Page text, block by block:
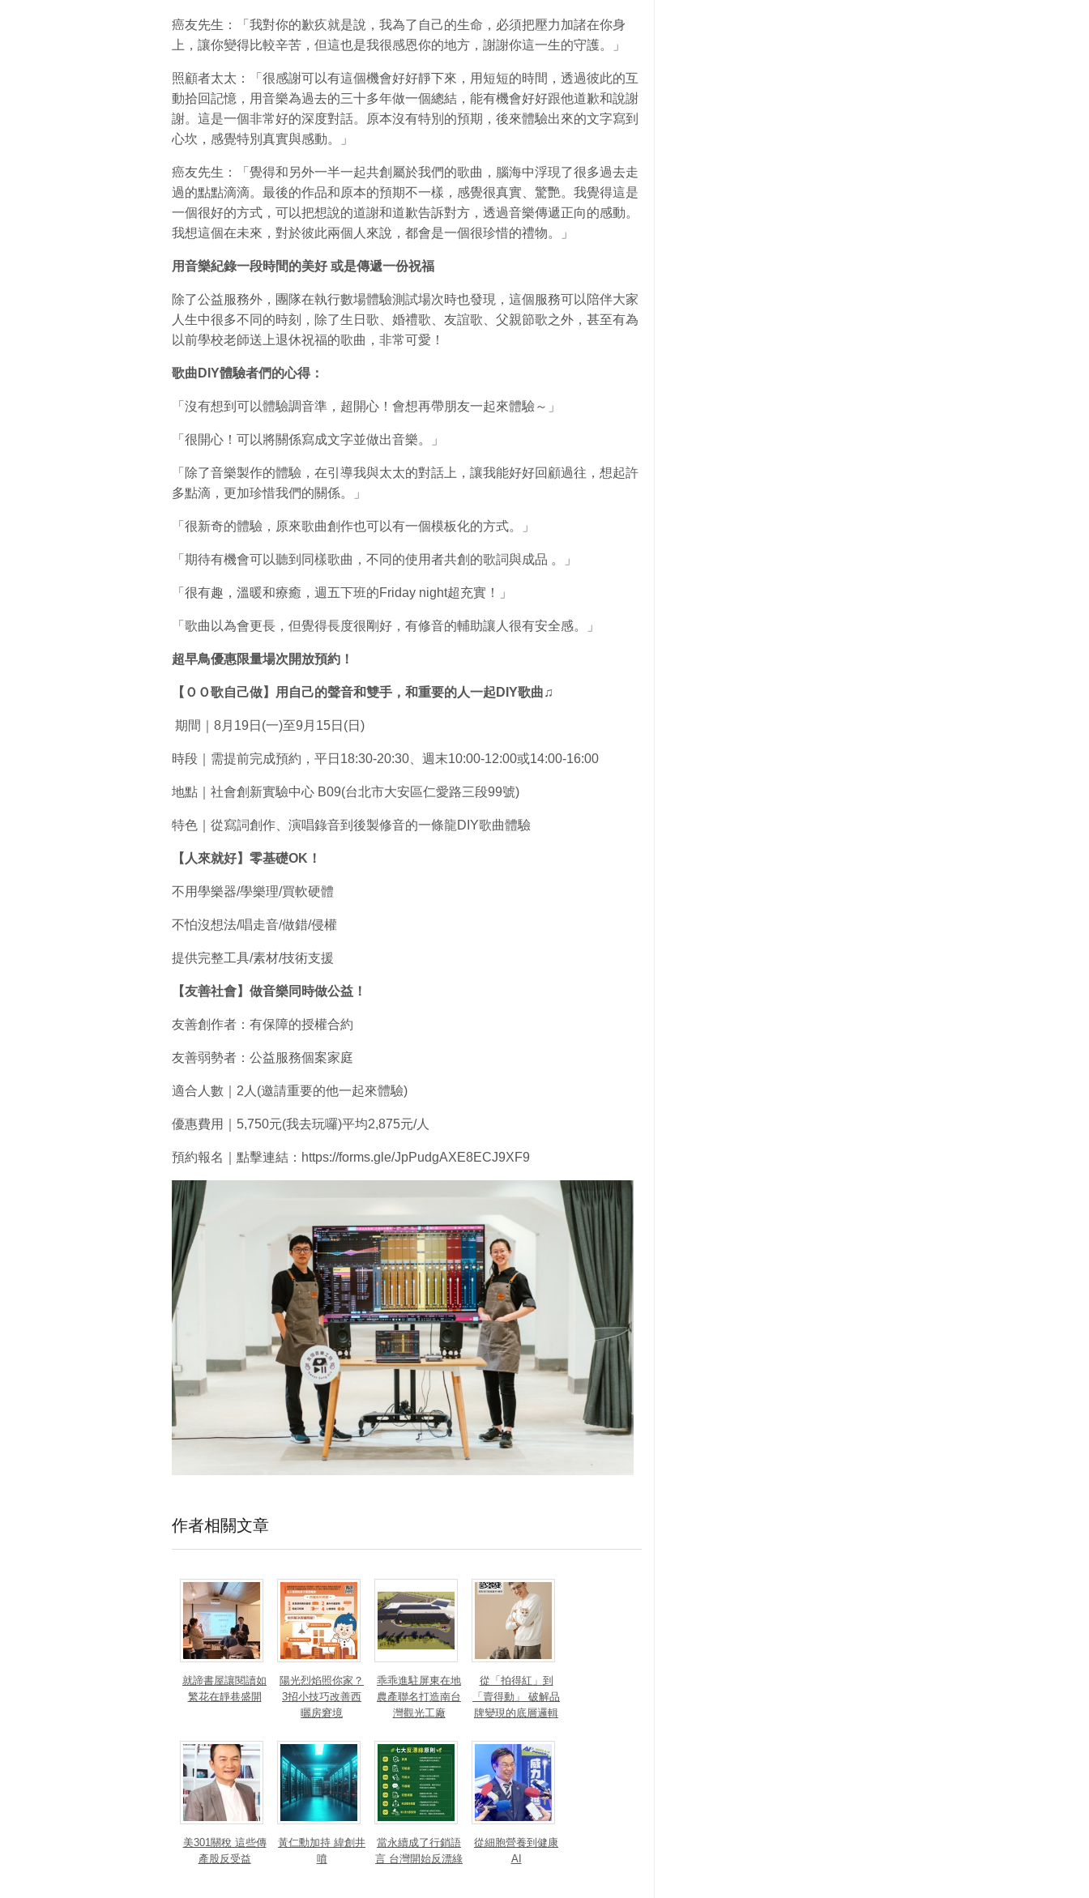
癌友先生：「我對你的歉疚就是說，我為了自己的生命，必須把壓力加諸在你身
上，讓你變得比較辛苦，但這也是我很感恩你的地方，謝謝你這一生的守護。」
照顧者太太：「很感謝可以有這個機會好好靜下來，用短短的時間，透過彼此的互
動拾回記憶，用音樂為過去的三十多年做一個總結，能有機會好好跟他道歉和說謝
謝。這是一個非常好的深度對話。原本沒有特別的預期，後來體驗出來的文字寫到
心坎，感覺特別真實與感動。」
癌友先生：「覺得和另外一半一起共創屬於我們的歌曲，腦海中浮現了很多過去走
過的點點滴滴。最後的作品和原本的預期不一樣，感覺很真實、驚艷。我覺得這是
一個很好的方式，可以把想說的道謝和道歉告訴對方，透過音樂傳遞正向的感動。
我想這個在未來，對於彼此兩個人來說，都會是一個很珍惜的禮物。」
用音樂紀錄一段時間的美好或是傳遞一份祝福
除了公益服務外，團隊在執行數場體驗測試場次時也發現，這個服務可以陪伴大家
人生中很多不同的時刻，除了生日歌、婚禮歌、友誼歌、父親節歌之外，甚至有為
以前學校老師送上退休祝福的歌曲，非常可愛！
歌曲DIY體驗者們的心得：
「沒有想到可以體驗調音準，超開心！會想再帶朋友一起來體驗～」
「很開心！可以將關係寫成文字並做出音樂。」
「除了音樂製作的體驗，在引導我與太太的對話上，讓我能好好回顧過往，想起許
多點滴，更加珍惜我們的關係。」
「很新奇的體驗，原來歌曲創作也可以有一個模板化的方式。」
「期待有機會可以聽到同樣歌曲，不同的使用者共創的歌詞與成品 。」
「很有趣，溫暖和療癒，週五下班的Friday night超充實！」
「歌曲以為會更長，但覺得長度很剛好，有修音的輔助讓人很有安全感。」
超早鳥優惠限量場次開放預約！
【ＯＯ歌自己做】用自己的聲音和雙手，和重要的人一起DIY歌曲♫
期間｜8月19日(一)至9月15日(日)
時段｜需提前完成預約，平日18:30-20:30、週末10:00-12:00或14:00-16:00
地點｜社會創新實驗中心 B09(台北市大安區仁愛路三段99號)
特色｜從寫詞創作、演唱錄音到後製修音的一條龍DIY歌曲體驗
【人來就好】零基礎OK ！
不用學樂器/學樂理/買軟硬體
不怕沒想法/唱走音/做錯/侵權
提供完整工具/素材/技術支援
【友善社會】做音樂同時做公益！
友善創作者：有保障的授權合約
友善弱勢者：公益服務個案家庭
適合人數｜2人(邀請重要的他一起來體驗)
優惠費用｜5,750元(我去玩囉)平均2,875元/人
預約報名｜點擊連結：https://forms.gle/JpPudgAXE8ECJ9XF9
作者相關文章
就諦書屋讓閱讀如
繁花在靜巷盛開
陽光烈焰照你家？
3招小技巧改善西
曬房窘境
乖乖進駐屏東在地
農產聯名打造南台
灣觀光工廠
從「拍得紅」到
「賣得動」 破解品
牌變現的底層邏輯
美301關稅 這些傳
產股反受益
黃仁勳加持 緯創井
噴
當永續成了行銷語
言 台灣開始反漂綠
從細胞營養到健康
AI